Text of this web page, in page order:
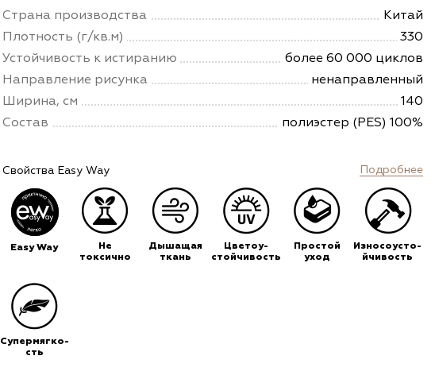
Страна производства
Китай
Плотность (г/кв.м)
330
Устойчивость к истиранию
более 60 000 циклов
Направление рисунка
ненаправленный
Ширина, см
140
Состав
полиэстер (PES) 100%
Свойства Easy Way Подробнее
Easy Way
Не
токсично
Дышащая
ткань
Цветоу-
стойчивость
Простой
уход
Износоусто-
йчивость
Супермягко-
сть